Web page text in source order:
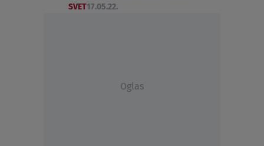
SVET17.05.22.
Oglas